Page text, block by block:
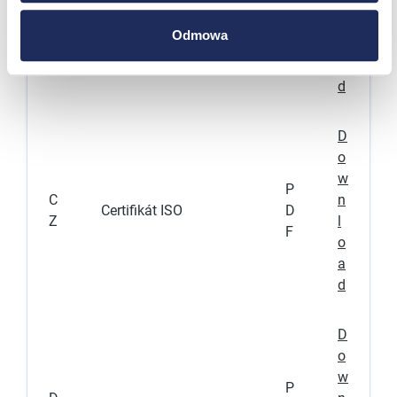
Odmowa
Certifikát ISO
D
a
d
C
Z
Certifikát ISO
P
D
F
D
o
w
n
l
o
a
d
P
D
o
w